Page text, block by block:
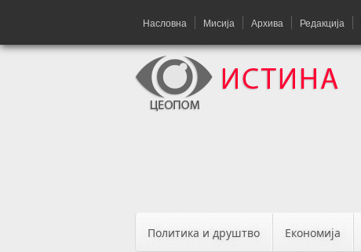
Насловна Мисија Архива Редакција
Политика и друштво Економија